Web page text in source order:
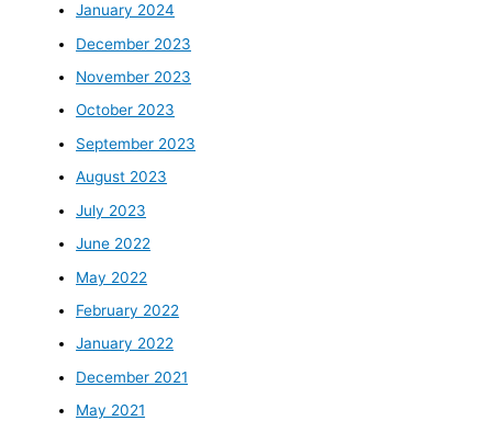
January 2024
December 2023
November 2023
October 2023
September 2023
August 2023
July 2023
June 2022
May 2022
February 2022
January 2022
December 2021
May 2021